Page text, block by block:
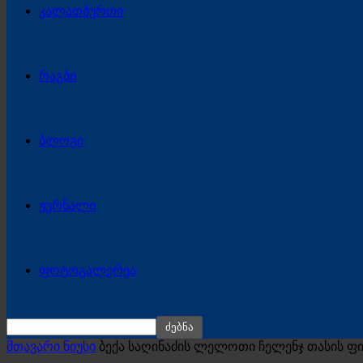
კალათბურთი
რაგბი
ბლოგი
ჟურნალი
ფოტოგალერეა
მთავარი ნიუსი ბექა საღინაძის ლელოთი ჩელენჯ თასის